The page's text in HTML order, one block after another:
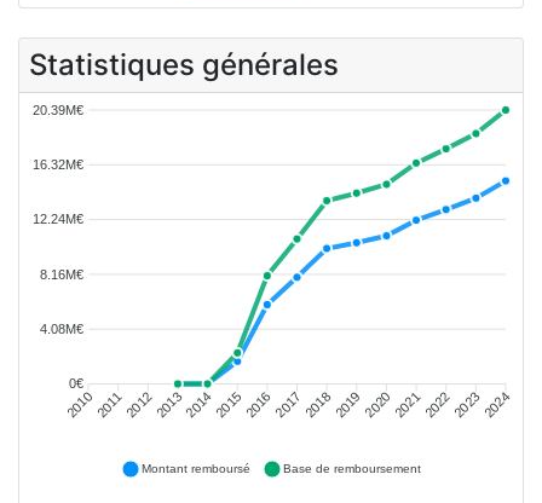
Statistiques générales
20.39M€
16.32M€
12.24M€
8.16M€
4.08M€
0€
20102011201220132014201520162017 2018201920202021202220232024
Montant remboursé Base de remboursement